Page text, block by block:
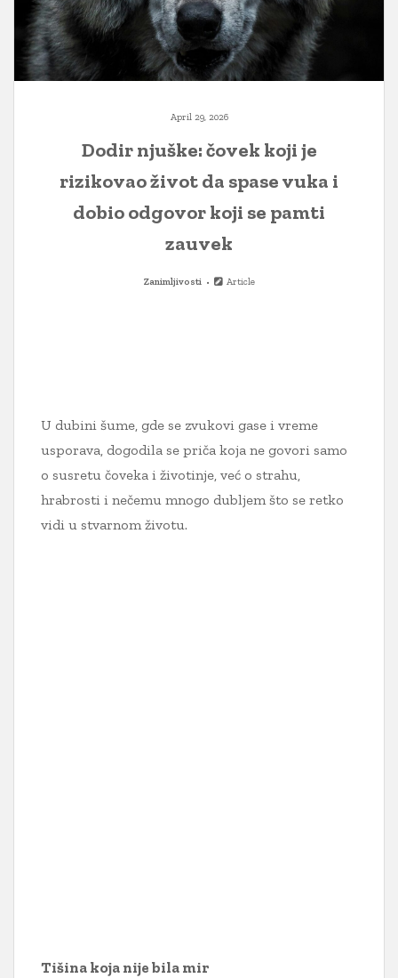
April 29, 2026
Dodir njuške: čovek koji je
rizikovao život da spase vuka i
dobio odgovor koji se pamti
zauvek
Zanimljivosti Article
U dubini šume, gde se zvukovi gase i vreme
usporava, dogodila se priča koja ne govori samo
o susretu čoveka i životinje, već o strahu,
hrabrosti i nečemu mnogo dubljem što se retko
vidi u stvarnom životu.
Tišina koja nije bila mir